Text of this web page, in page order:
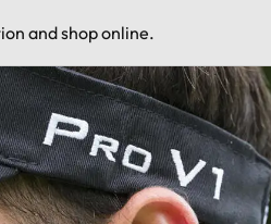
and shop online.